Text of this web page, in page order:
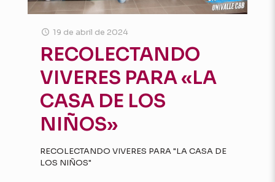
19 de abril de 2024
RECOLECTANDO
VIVERES PARA «LA
CASA DE LOS
NIÑOS»
RECOLECTANDO VIVERES PARA "LA CASA DE
LOS NIÑOS"